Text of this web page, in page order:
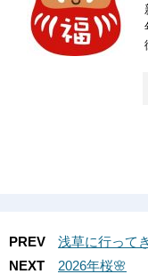
PREV
浅草に行って
NEXT
2026年桜🌸